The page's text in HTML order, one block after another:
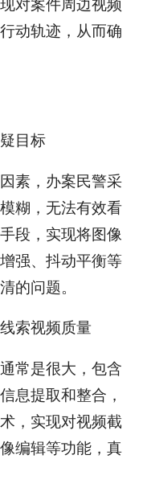
动轨迹，从而确
目标
素，办案民警采
糊，无法有效看
段，实现将图像
强、抖动平衡等
的问题。
索视频质量
常是很大，包含
息提取和整合，
，实现对视频截
编辑等功能，真